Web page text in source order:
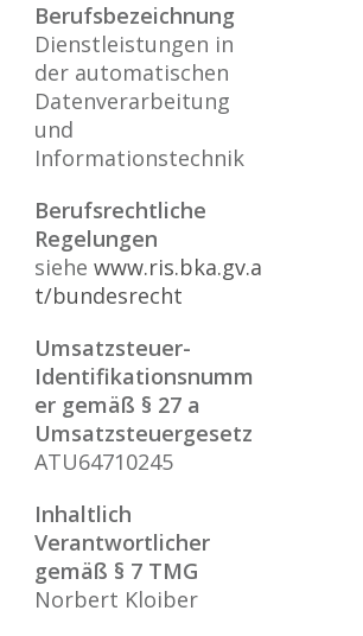
Berufsbezeichnung
Dienstleistungen in
der automatischen
Datenverarbeitung
und
Informationstechnik
Berufsrechtliche
Regelungen
siehe www.ris.bka.gv.a
t/bundesrecht
Umsatzsteuer-
Identifikationsnumm
er gemäß § 27 a
Umsatzsteuergesetz
ATU64710245
Inhaltlich
Verantwortlicher
gemäß § 7 TMG
Norbert Kloiber